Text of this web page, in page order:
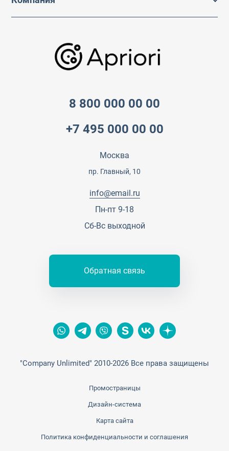
8 800 000 00 00
+7 495 000 00 00
Москва
пр. Главный, 10
info@email.ru
Пн-пт 9-18
Сб-Вс выходной
Обратная связь
Подборки/Линии
Обслуживание
Онлайн поддержка
Способы доставки
Скидки и бонусы
Оптовым клиентам
Презентации и каталоги
Партнерская программа
О компании
Достижения и награды
Специалисты
"Company Unlimited" 2010-2026 Все права защищены
Промостраницы
Дизайн-система
Карта сайта
Политика конфиденциальности и соглашения